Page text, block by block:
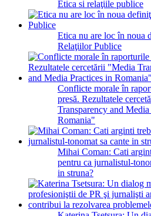
Etica si relaţiile publice
Etica nu are loc în noua
Relaţiilor Publice
Conflicte morale în
presă. Rezultatele
Transparency and
Romania"
Mihai Coman: Cati
pentru ca jurnalistul-
in struna?